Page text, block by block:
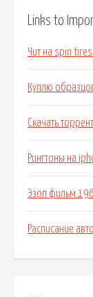
Links to
Чит на spin
Куплю
Скачать
Рингтоны на
Эзоп фильм
Расписание